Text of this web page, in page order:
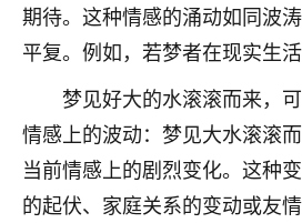
期待。这种情感的涌动如同波
平复。例如，若梦者在现实生活
梦见好大的水滚滚而来，
情感上的波动：梦见大水滚滚
当前情感上的剧烈变化。这种
的起伏、家庭关系的变动或友
七零老顽童：我母亲前年
做梦梦见她，后来也是朋
师，安排了超度法事，做
了，一开始是半信半疑的
超度，现在看来，人不信
2天前 来自云南